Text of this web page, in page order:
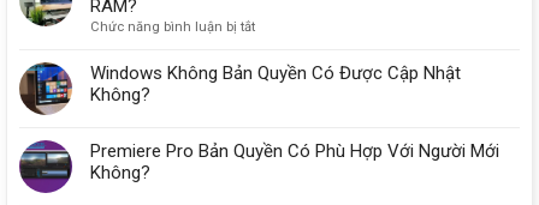
RAM?
Chức năng bình luận bị tắtở
Tính
Cho
Tại
Windows Không Bản Quyền Có Được Cập Nhật
Không?
Premiere Pro Bản Quyền Có Phù Hợp Với Người Mới
Không?